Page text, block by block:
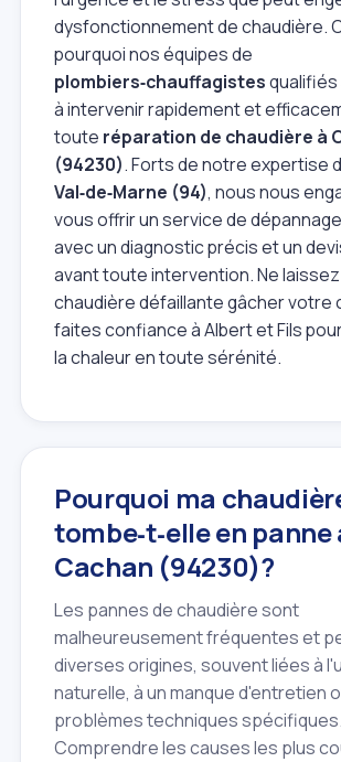
dysfonctionnement de chaudière.
pourquoi nos équipes de
plombiers‑chauffagistes
à intervenir rapidement et
toute réparation de chaudière à
(94230). Forts de notre expertise
Val‑de‑Marne (94), nous nous
vous offrir un service de
avec un diagnostic précis et un
avant toute intervention. Ne
chaudière défaillante gâcher votre
faites confiance à Albert et Fils
la chaleur en toute sérénité.
Pourquoi ma
tombe‑t‑elle en panne
Cachan (94230)?
Les pannes de chaudière sont
malheureusement fréquentes et
diverses origines, souvent liées à
naturelle, à un manque d'entretien
problèmes techniques spécifiques.
Comprendre les causes les plus